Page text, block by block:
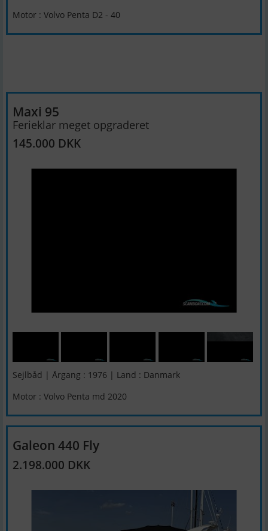
Motor : Volvo Penta D2 - 40
Maxi 95
Ferieklar meget opgraderet
145.000 DKK
Sejlbåd | Årgang : 1976 | Land : Danmark
Motor : Volvo Penta md 2020
Galeon 440 Fly
2.198.000 DKK